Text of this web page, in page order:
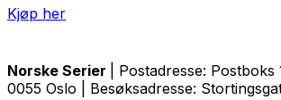
Kjøp her
Norske Serier
| Postadresse:
0055 Oslo | Besøksadresse: